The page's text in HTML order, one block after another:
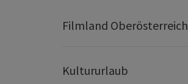
Filmland Oberösterreich
Kultururlaub